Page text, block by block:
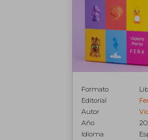
Formato
Editorial
Autor
Año
Idioma